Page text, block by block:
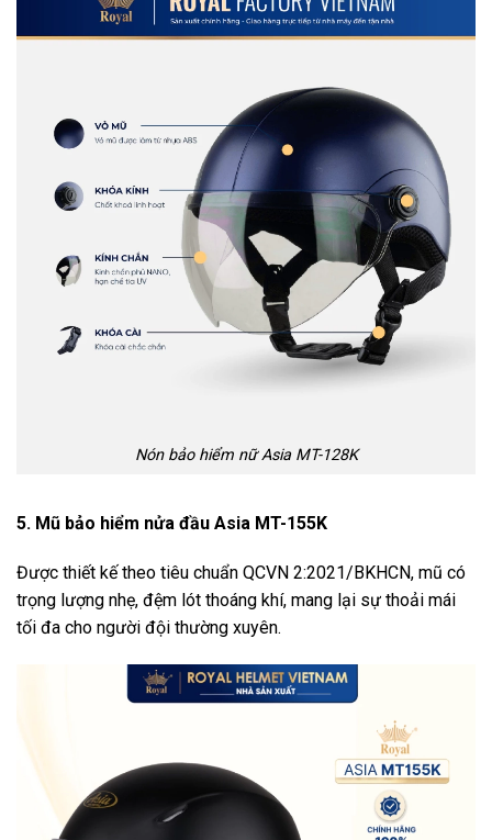
Nón bảo hiểm nữ Asia MT-128K
5. Mũ bảo hiểm nửa đầu Asia MT-155K
Được thiết kế theo tiêu chuẩn QCVN 2:2021/BKHCN, mũ có
trọng lượng nhẹ, đệm lót thoáng khí, mang lại sự thoải mái
tối đa cho người đội thường xuyên.